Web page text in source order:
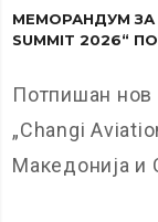
МЕМОРАНДУМ ЗА
SUMMIT 2026“
Потпишан
„Changi
Македонија и